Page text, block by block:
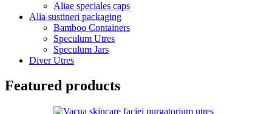
Aliae speciales caps
Alia sustineri packaging
Bamboo Containers
Speculum Utres
Speculum Jars
Diver Utres
Featured products